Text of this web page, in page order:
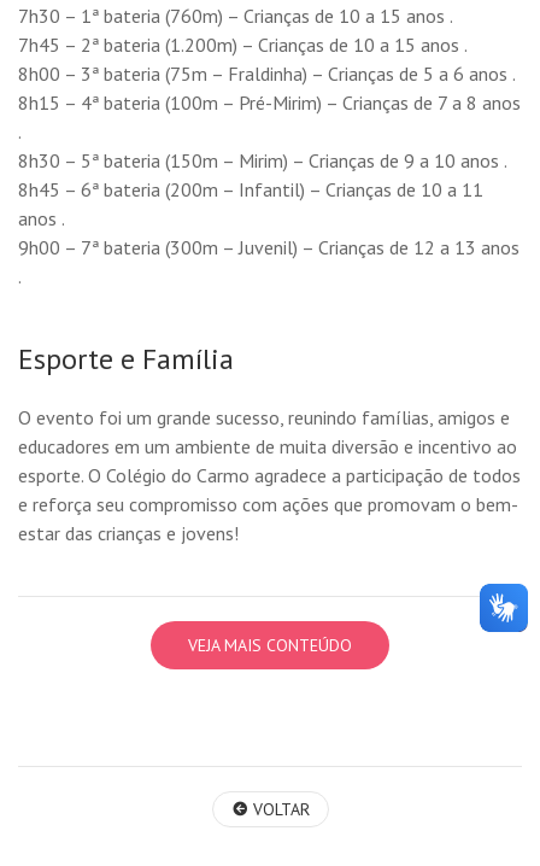
7h30 – 1ª bateria (760m) – Crianças de 10 a 15 anos .
7h45 – 2ª bateria (1.200m) – Crianças de 10 a 15 anos .
8h00 – 3ª bateria (75m – Fraldinha) – Crianças de 5 a 6 anos .
8h15 – 4ª bateria (100m – Pré-Mirim) – Crianças de 7 a 8 anos
.
8h30 – 5ª bateria (150m – Mirim) – Crianças de 9 a 10 anos .
8h45 – 6ª bateria (200m – Infantil) – Crianças de 10 a 11
anos .
9h00 – 7ª bateria (300m – Juvenil) – Crianças de 12 a 13 anos
.
Esporte e Família
O evento foi um grande sucesso, reunindo famílias, amigos e
educadores em um ambiente de muita diversão e incentivo ao
esporte. O Colégio do Carmo agradece a participação de todos
e reforça seu compromisso com ações que promovam o bem-
estar das crianças e jovens!
VEJA MAIS CONTEÚDO
VOLTAR